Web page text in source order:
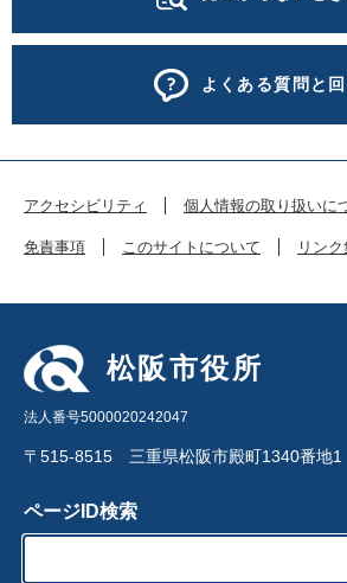
よくある質問と
アクセシビリティ 個人情報の取り扱いに
免責事項 このサイトについて リン
松阪市役所
法人番号5000020242047
〒515-8515 三重県松阪市殿町1340番地1
ページID検索